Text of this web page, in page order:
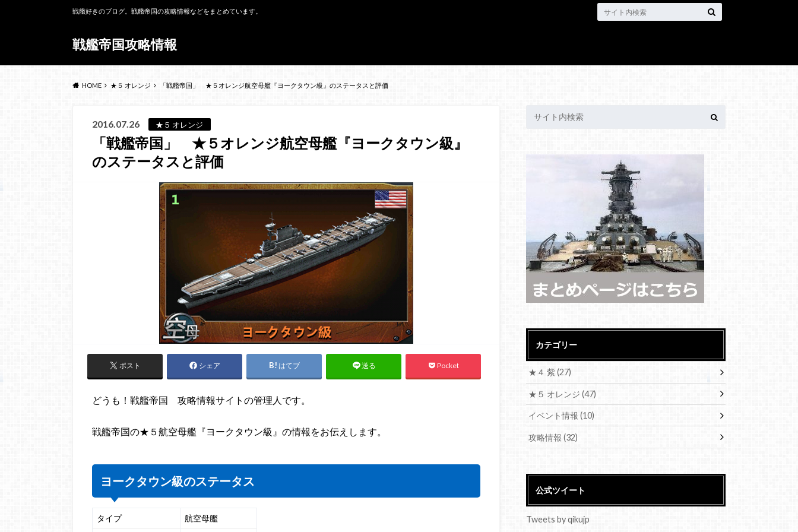
戦艦帝国攻略情報
戦艦好きのブログ。戦艦帝国の攻略情報などをまとめています。
HOME ★５ オレンジ 「戦艦帝国」 ★５オレンジ航空母艦『ヨークタウン級』のステータスと評価
2016.07.26 ★５ オレンジ
「戦艦帝国」 ★５オレンジ航空母艦『ヨークタウン級』
のステータスと評価
ポスト シェア はてブ 送る Pocket
どうも！戦艦帝国 攻略情報サイトの管理人です。
戦艦帝国の★５航空母艦『ヨークタウン級』の情報をお伝えします。
ヨークタウン級のステータス
タイプ 航空母艦
カテゴリー
★４ 紫(27)
★５ オレンジ(47)
イベント情報(10)
攻略情報(32)
公式ツイート
Tweets by qikujp